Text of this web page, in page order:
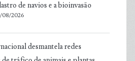
de navios e a bioinvasão
08/2026
desmantela redes